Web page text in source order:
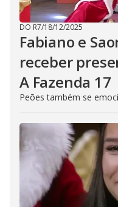
DO R7/18/12/2025
Fabiano e
receber
A Fazenda 17
Peões também se